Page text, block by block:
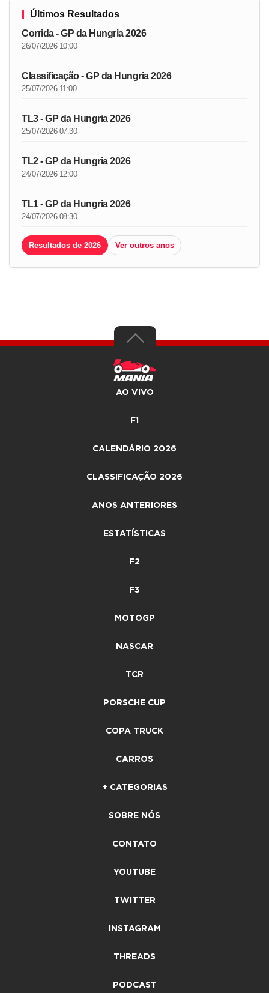
Últimos Resultados
Corrida - GP da Hungria 2026
26/07/2026 10:00
Classificação - GP da Hungria 2026
25/07/2026 11:00
TL3 - GP da Hungria 2026
25/07/2026 07:30
TL2 - GP da Hungria 2026
24/07/2026 12:00
TL1 - GP da Hungria 2026
24/07/2026 08:30
Resultados de 2026 Ver outros anos
AO VIVO
F1
CALENDÁRIO 2026
CLASSIFICAÇÃO 2026
ANOS ANTERIORES
ESTATÍSTICAS
F2
F3
MOTOGP
NASCAR
TCR
PORSCHE CUP
COPA TRUCK
CARROS
+ CATEGORIAS
SOBRE NÓS
CONTATO
YOUTUBE
TWITTER
INSTAGRAM
THREADS
PODCAST